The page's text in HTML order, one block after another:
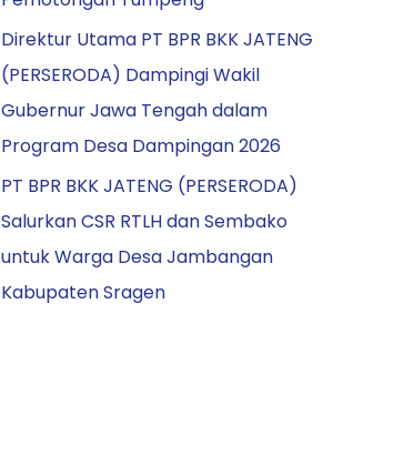
Direktur Utama PT BPR BKK JATENG
(PERSERODA) Dampingi Wakil
Gubernur Jawa Tengah dalam
Program Desa Dampingan 2026
PT BPR BKK JATENG (PERSERODA)
Salurkan CSR RTLH dan Sembako
untuk Warga Desa Jambangan
Kabupaten Sragen